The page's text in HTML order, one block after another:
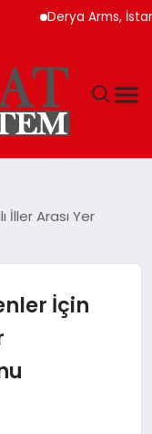
Derya Arms,
İller Arası Yer
İçin